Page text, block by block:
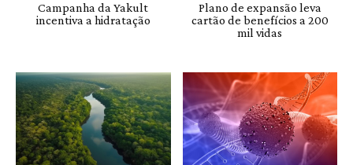
Campanha da Yakult
incentiva a hidratação
Plano de expansão leva
cartão de benefícios a 200
mil vidas